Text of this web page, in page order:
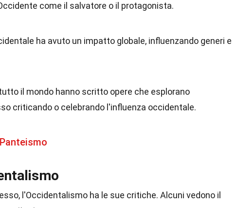
come il salvatore o il protagonista.
ha avuto un impatto globale, influenzando generi e
il mondo hanno scritto opere che esplorano
criticando o celebrando l'influenza occidentale.
l'Occidentalismo ha le sue critiche. Alcuni vedono il